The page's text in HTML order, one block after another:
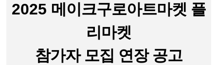
2025 메이크구로아트마켓 플
리마켓
참가자 모집 연장 공고